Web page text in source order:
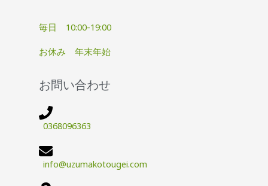
毎日 10:00-19:00
お休み 年末年始
お問い合わせ
0368096363
info@uzumakotougei.com